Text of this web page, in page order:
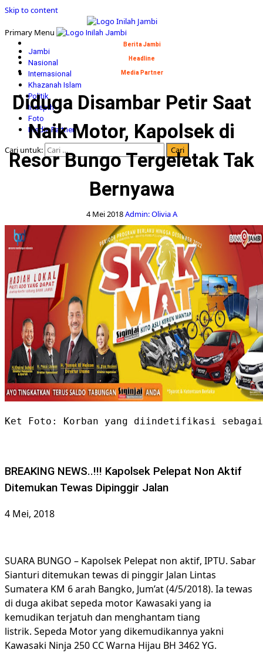
Skip to content
Primary Menu
Jambi
Nasional
Internasional
Khazanah Islam
Politik
Indepth
Foto
Media Partner
Cari untuk:
Berita Jambi
Headline
Media Partner
Diduga Disambar Petir Saat
Naik Motor, Kapolsek di
Resor Bungo Tergeletak Tak
Bernyawa
4 Mei 2018Admin: Olivia A
Ket Foto: Korban yang diindetifikasi
BREAKING NEWS..!!! Kapolsek Pelepat Non Aktif
Ditemukan Tewas Dipinggir Jalan
4 Mei, 2018
SUARA BUNGO – Kapolsek Pelepat non aktif, IPTU. Sabar
Sianturi ditemukan tewas di pinggir Jalan Lintas
Sumatera KM 6 arah Bangko, Jum’at (4/5/2018). Ia tewas
di duga akibat sepeda motor Kawasaki yang ia
kemudikan terjatuh dan menghantam tiang
listrik. Sepeda Motor yang dikemudikannya yakni
Kawasaki Ninja 250 CC Warna Hijau BH 3462 YG.